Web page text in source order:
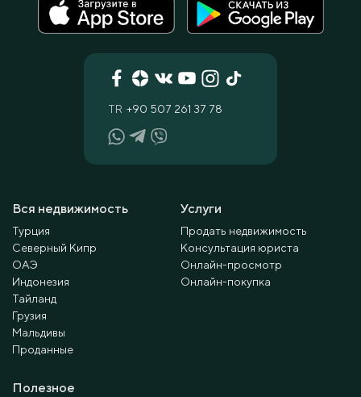
Вся недвижимость
Турция
Северный Кипр
ОАЭ
Индонезия
Тайланд
Грузия
Мальдивы
Проданные
Услуги
Продать недвижимость
Консультация юриста
Онлайн-просмотр
Онлайн-покупка
Полезное
TR +90 507 261 37 78